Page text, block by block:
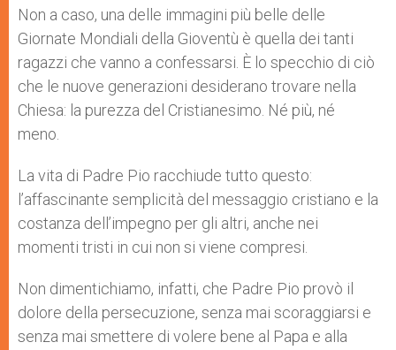
Non a caso, una delle immagini più belle delle
Giornate Mondiali della Gioventù è quella dei tanti
ragazzi che vanno a confessarsi. È lo specchio di ciò
che le nuove generazioni desiderano trovare nella
Chiesa: la purezza del Cristianesimo. Né più, né
meno.
La vita di Padre Pio racchiude tutto questo:
l’affascinante semplicità del messaggio cristiano e la
costanza dell’impegno per gli altri, anche nei
momenti tristi in cui non si viene compresi.
Non dimentichiamo, infatti, che Padre Pio provò il
dolore della persecuzione, senza mai scoraggiarsi e
senza mai smettere di volere bene al Papa e alla